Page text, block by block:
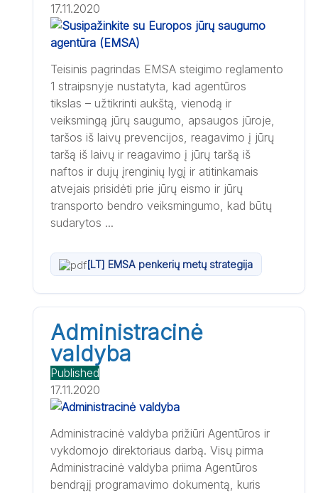
17.11.2020
Teisinis pagrindas EMSA steigimo reglamento
1 straipsnyje nustatyta, kad agentūros
tikslas – užtikrinti aukštą, vienodą ir
veiksmingą jūrų saugumo, apsaugos jūroje,
taršos iš laivų prevencijos, reagavimo į jūrų
taršą iš laivų ir reagavimo į jūrų taršą iš
naftos ir dujų įrenginių lygį ir atitinkamais
atvejais prisidėti prie jūrų eismo ir jūrų
transporto bendro veiksmingumo, kad būtų
sudarytos ...
[LT] EMSA penkerių metų strategija
Administracinė
valdyba
Published
17.11.2020
Administracinė valdyba prižiūri Agentūros ir
vykdomojo direktoriaus darbą. Visų pirma
Administracinė valdyba priima Agentūros
bendrąjį programavimo dokumentą, kuris